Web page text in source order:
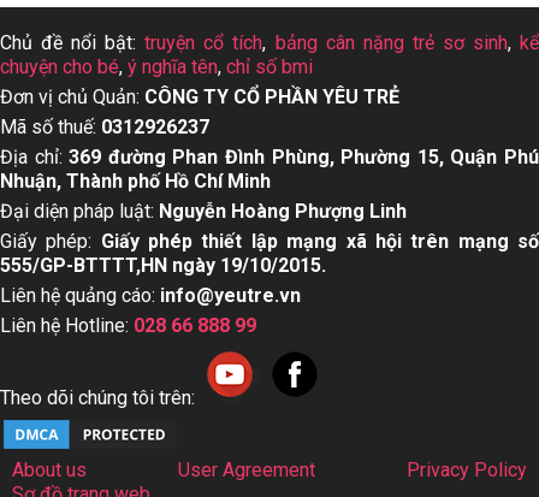
Top 15 dầu gội mọc
tóc cho nam giới tốt
nhất hiện nay
Dấu hiệu trẻ bị sởi cha
mẹ nhất định nên biết
Chủ đề nổi bật:truyện cổ tích,bảng cân nặng trẻ sơ sinh,kể
chuyện cho bé, ý nghĩa tên, chỉ số bmi
Đơn vị chủ Quản:CÔNG TY CỔ PHẦN YÊU TRẺ
Mã số thuế: 0312926237
Địa chỉ:369 đường Phan Đình Phùng, Phường 15, Quận Phú
Nhuận, Thành phố Hồ Chí Minh
Đại diện pháp luật:Nguyễn Hoàng Phượng Linh
Giấy phép thiết lập mạng xã hội trên mạng số
555/GP-BTTTT,HN ngày 19/10/2015.
Liên hệ quảng cáo: info@yeutre.vn
Liên hệ Hotline:028 66 888 99